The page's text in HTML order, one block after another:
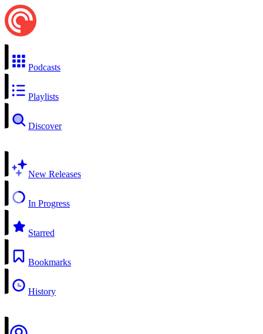
Podcasts
Playlists
Discover
New Releases
In Progress
Starred
Bookmarks
History